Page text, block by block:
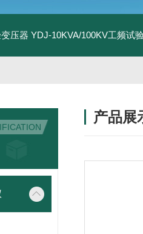
压器 YDJ-10KVA/100KV工频试
产品展